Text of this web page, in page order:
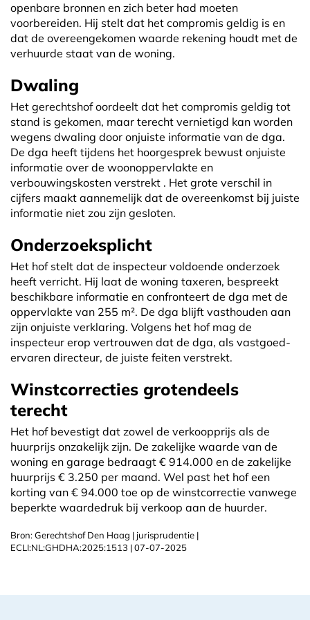
openbare bronnen en zich beter had moeten
voorbereiden. Hij stelt dat het compromis geldig is en
dat de overeengekomen waarde rekening houdt met de
verhuurde staat van de woning.
Dwaling
Het gerechtshof oordeelt dat het compromis geldig tot
stand is gekomen, maar terecht vernietigd kan worden
wegens dwaling door onjuiste informatie van de dga.
De dga heeft tijdens het hoorgesprek bewust onjuiste
informatie over de woonoppervlakte en
verbouwingskosten verstrekt . Het grote verschil in
cijfers maakt aannemelijk dat de overeenkomst bij juiste
informatie niet zou zijn gesloten.
Onderzoeksplicht
Het hof stelt dat de inspecteur voldoende onderzoek
heeft verricht. Hij laat de woning taxeren, bespreekt
beschikbare informatie en confronteert de dga met de
oppervlakte van 255 m². De dga blijft vasthouden aan
zijn onjuiste verklaring. Volgens het hof mag de
inspecteur erop vertrouwen dat de dga, als vastgoed-
ervaren directeur, de juiste feiten verstrekt.
Winstcorrecties grotendeels
terecht
Het hof bevestigt dat zowel de verkoopprijs als de
huurprijs onzakelijk zijn. De zakelijke waarde van de
woning en garage bedraagt € 914.000 en de zakelijke
huurprijs € 3.250 per maand. Wel past het hof een
korting van € 94.000 toe op de winstcorrectie vanwege
beperkte waardedruk bij verkoop aan de huurder.
Bron: Gerechtshof Den Haag | jurisprudentie |
ECLI:NL:GHDHA:2025:1513 | 07-07-2025